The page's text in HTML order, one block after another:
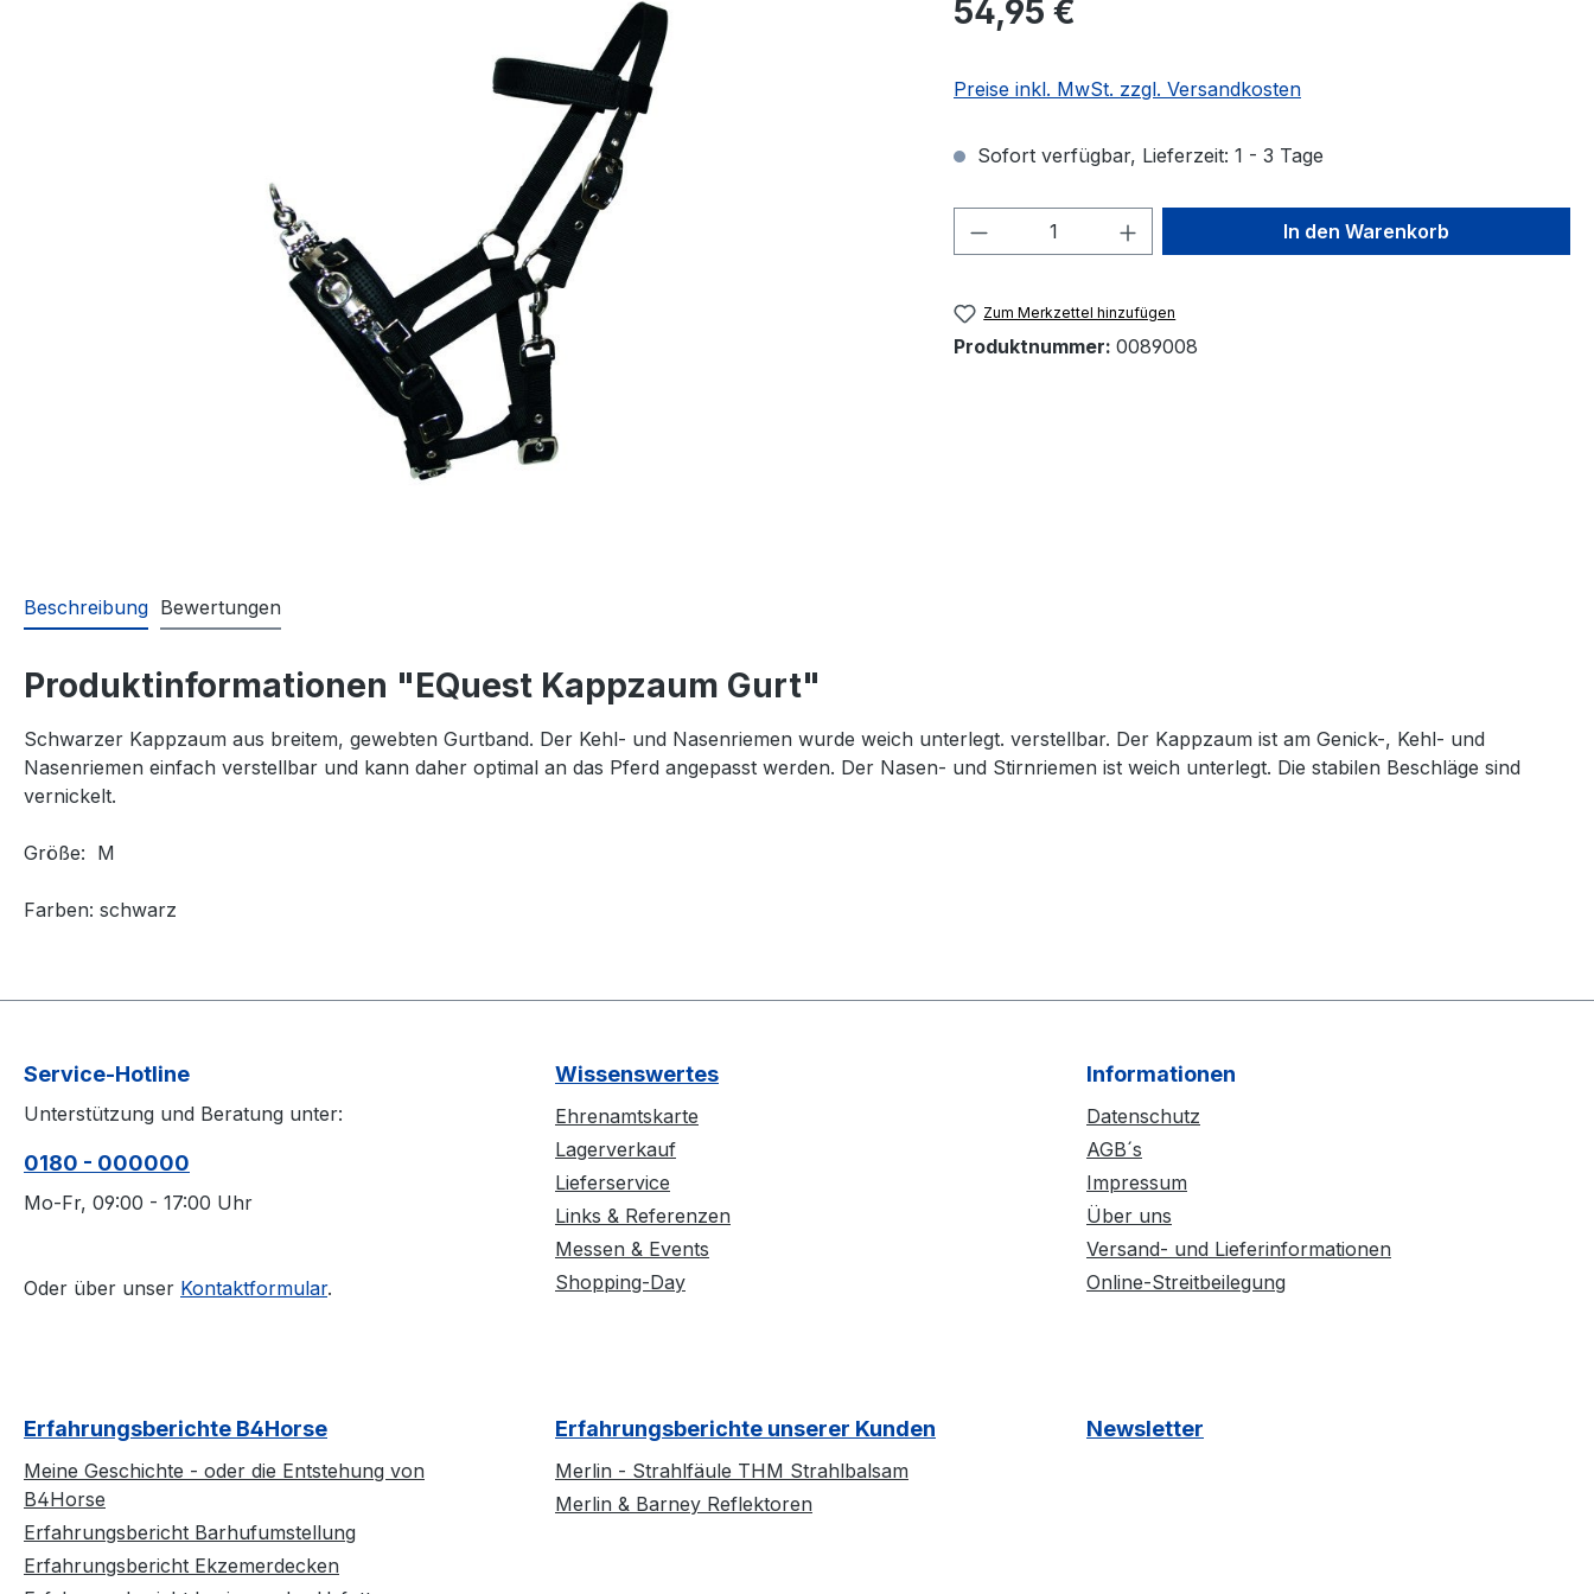
54,95 €
Preise inkl. MwSt. zzgl. Versandkosten
Sofort verfügbar, Lieferzeit: 1 - 3 Tage
Produkt Anzahl: Gib den gewünschten Wert
In den Warenkorb
Zum Merkzettel hinzufügen
Produktnummer: 0089008
Beschreibung Bewertungen
Produktinformationen "EQuest Kappzaum Gurt"
Schwarzer Kappzaum aus breitem, gewebten Gurtband. Der Kehl- und Nasenriemen wurde weich unterlegt. verstellbar. Der Kappzaum ist am Genick-, Kehl- und
Nasenriemen einfach verstellbar und kann daher optimal an das Pferd angepasst werden. Der Nasen- und Stirnriemen ist weich unterlegt. Die stabilen Beschläge sind
vernickelt.
Größe: M
Farben: schwarz
Service-Hotline
Unterstützung und Beratung unter:
0180 - 000000
Mo-Fr, 09:00 - 17:00 Uhr
Oder über unser Kontaktformular.
Wissenswertes
Ehrenamtskarte
Lagerverkauf
Lieferservice
Links & Referenzen
Messen & Events
Shopping-Day
Informationen
Datenschutz
AGB´s
Impressum
Über uns
Versand- und Lieferinformationen
Online-Streitbeilegung
Erfahrungsberichte B4Horse
Meine Geschichte - oder die Entstehung von
B4Horse
Erfahrungsbericht Barhufumstellung
Erfahrungsbericht Ekzemerdecken
Erfahrungsberichte unserer Kunden
Merlin - Strahlfäule THM Strahlbalsam
Merlin & Barney Reflektoren
Newsletter